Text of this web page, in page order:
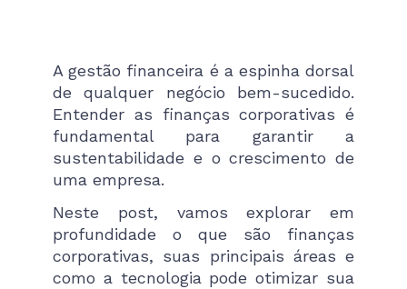
A gestão financeira é a espinha dorsal
de qualquer negócio bem-sucedido.
Entender as finanças corporativas é
fundamental para garantir a
sustentabilidade e o crescimento de
uma empresa.
Neste post, vamos explorar em
profundidade o que são finanças
corporativas, suas principais áreas e
como a tecnologia pode otimizar sua